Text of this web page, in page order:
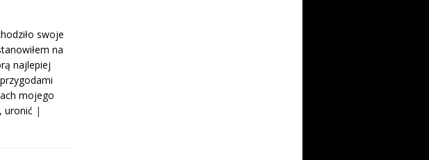
swoje
na
najlepiej
mojego
uronić |